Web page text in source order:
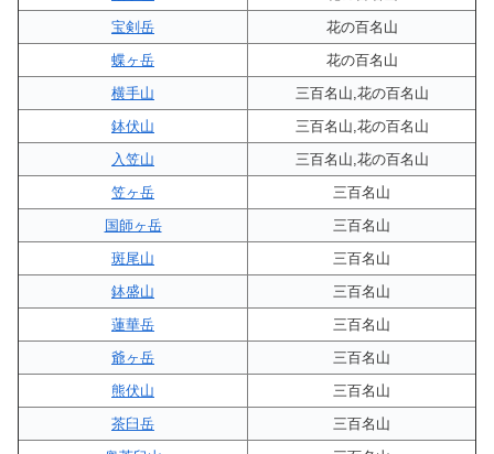
宝剣岳
花の百名山
蝶ヶ岳
花の百名山
横手山
三百名山,花の百名山
鉢伏山
三百名山,花の百名山
入笠山
三百名山,花の百名山
笠ヶ岳
三百名山
国師ヶ岳
三百名山
斑尾山
三百名山
鉢盛山
三百名山
蓮華岳
三百名山
爺ヶ岳
三百名山
熊伏山
三百名山
茶臼岳
三百名山